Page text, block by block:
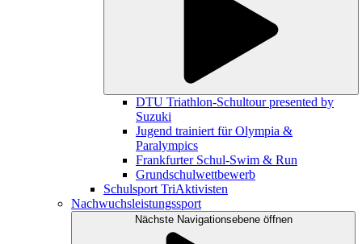
DTU Triathlon-Schultour presented by
Suzuki
Jugend trainiert für Olympia &
Paralympics
Frankfurter Schul-Swim & Run
Grundschulwettbewerb
Schulsport TriAktivisten
Nachwuchsleistungssport
Nächste Navigationsebene öffnen